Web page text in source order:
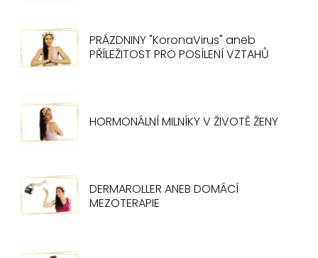
PRÁZDNINY "KoronaVirus" aneb
PŘÍLEŽITOST PRO POSÍLENÍ VZTAHŮ
HORMONÁLNÍ MILNÍKY V ŽIVOTĚ ŽENY
DERMAROLLER ANEB DOMÁCÍ
MEZOTERAPIE